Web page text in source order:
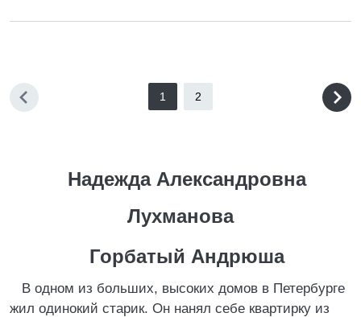
1 2
Надежда Александровна
Лухманова
Горбатый Андрюша
В одном из больших, высоких домов в Петербурге
жил одинокий старик. Он нанял себе квартирку из